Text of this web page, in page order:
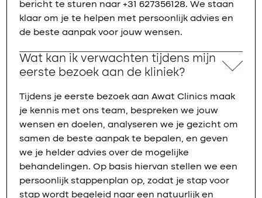
bericht te sturen naar +31 627356128. We staan
klaar om je te helpen met persoonlijk advies en
de beste aanpak voor jouw wensen.
Wat kan ik verwachten tijdens mijn
eerste bezoek aan de kliniek?
Tijdens je eerste bezoek aan Awat Clinics maak
je kennis met ons team, bespreken we jouw
wensen en doelen, analyseren we je gezicht om
samen de beste aanpak te bepalen, en geven
we je helder advies over de mogelijke
behandelingen. Op basis hiervan stellen we een
persoonlijk stappenplan op, zodat je stap voor
stap wordt begeleid naar een natuurlijk en